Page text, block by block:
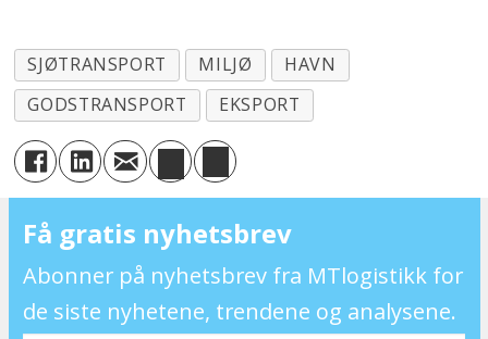
SJØTRANSPORT MILJØ
HAVN
GODSTRANSPORT
EKSPORT
Få gratis nyhetsbrev
Abonner på nyhetsbrev fra MTlogistikk for
de siste nyhetene, trendene og analysene.